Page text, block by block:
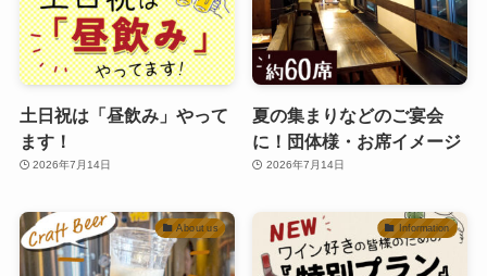
土日祝は「昼飲み」やって
ます！
2026年7月14日
夏の集まりなどのご宴会
に！団体様・お席イメージ
2026年7月14日
About us Information